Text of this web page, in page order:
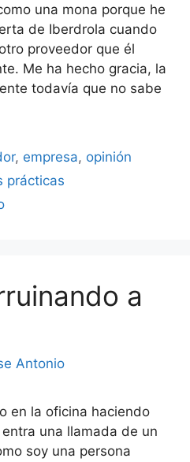
una mona porque he
de Iberdrola cuando
proveedor que él
Me ha hecho gracia, la
todavía que no sabe
, empresa, opinión
prácticas
a
Antonio
en la oficina haciendo
una llamada de un
soy una persona